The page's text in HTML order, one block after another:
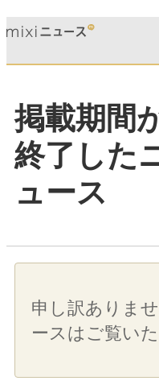
掲載期間
終了した
ュース
申し訳ありま
ースはご覧い